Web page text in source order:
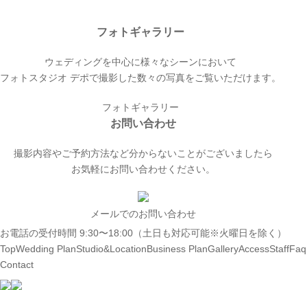
フォトギャラリー
ウェディングを中心に様々なシーンにおいて
フォトスタジオ デポで撮影した数々の写真をご覧いただけます。
フォトギャラリー
お問い合わせ
撮影内容やご予約方法など分からないことがございましたら
お気軽にお問い合わせください。
メールでのお問い合わせ
お電話の受付時間 9:30〜18:00（土日も対応可能※火曜日を除く）
TopWedding PlanStudio&LocationBusiness PlanGalleryAccessStaffFaq
Contact